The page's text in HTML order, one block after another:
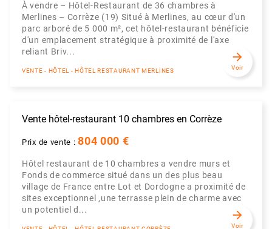
À vendre – Hôtel-Restaurant de 36 chambres à
Merlines – Corrèze (19) Situé à Merlines, au cœur d'un
parc arboré de 5 000 m², cet hôtel-restaurant bénéficie
d'un emplacement stratégique à proximité de l'axe
reliant Briv...
VENTE - HÔTEL - HÔTEL RESTAURANT MERLINES
arrow_forward
Voir
Vente hôtel-restaurant 10 chambres en Corrèze
Prix de vente :804 000 €
Hôtel restaurant de 10 chambres a vendre murs et
Fonds de commerce situé dans un des plus beau
village de France entre Lot et Dordogne a proximité de
sites exceptionnel ,une terrasse plein de charme avec
un potentiel d...
arrow_forward
Voir